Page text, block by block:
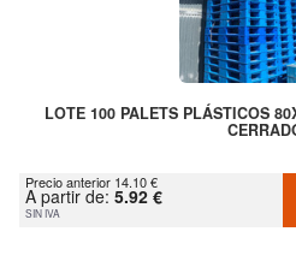
LOTE 100 PALETS PLÁSTICOS
Precio anterior 14.10 €
A partir de: 5.92 €
SIN IVA